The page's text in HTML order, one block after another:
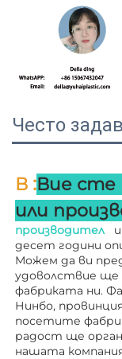
Често
В :Вие сте
или
производител и
десет години
Можем да ви
удоволствие ще
фабриката ни.
Нинбо,
посетите
радост ще
нашата